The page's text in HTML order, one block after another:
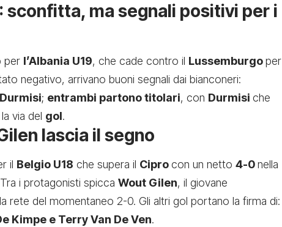
sconfitta, ma segnali positivi per i
per l’Albania U19, che cade contro il Lussemburgoper
negativo, arrivano buoni segnali dai bianconeri:
Durmisi; entrambi partono titolari, con Durmisi che
via del gol.
lascia il segno
il Belgio U18 che supera il Ciprocon un netto 4-0nella
i protagonisti spicca Wout Gilen, il giovane
rete del momentaneo 2-0. Gli altri gol portano la firma di:
Kimpe e Terry Van De Ven.